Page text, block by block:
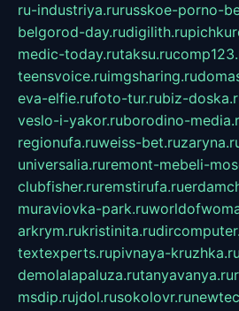
ru-industriya.rurusskoe-porno-
belgorod-day.rudigilith.ru
medic-today.rutaksu.ru
teensvoice.ruimgsharing.ru
eva-elfie.rufoto-tur.rubiz-
veslo-i-yakor.ruborodino-
regionufa.ruweiss-bet.ru
universalia.ruremont-mebeli-
clubfisher.ruremstirufa.ru
muraviovka-park.ru
arkrym.rukristinita.ru
textexperts.rupivnaya-kruzhka.ru
demolalapaluza.rutanyavanya.ru
msdip.rujdol.rusokolovr.ru